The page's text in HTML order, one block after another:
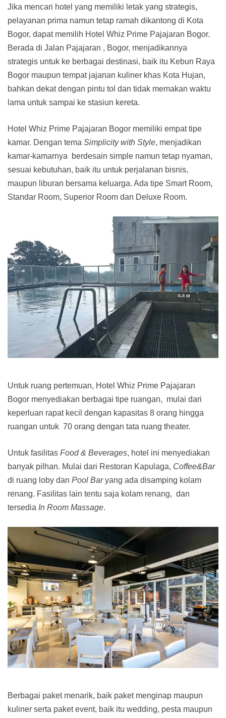
Jika mencari hotel yang memiliki letak yang strategis,
pelayanan prima namun tetap ramah dikantong di Kota
Bogor, dapat memilih Hotel Whiz Prime Pajajaran Bogor.
Berada di Jalan Pajajaran , Bogor, menjadikannya
strategis untuk ke berbagai destinasi, baik itu Kebun Raya
Bogor maupun tempat jajanan kuliner khas Kota Hujan,
bahkan dekat dengan pintu tol dan tidak memakan waktu
lama untuk sampai ke stasiun kereta.
Hotel Whiz Prime Pajajaran Bogor memiliki empat tipe
kamar. Dengan tema Simplicity with Style, menjadikan
kamar-kamarnya berdesain simple namun tetap nyaman,
sesuai kebutuhan, baik itu untuk perjalanan bisnis,
maupun liburan bersama keluarga. Ada tipe Smart Room,
Standar Room, Superior Room dan Deluxe Room.
Untuk ruang pertemuan, Hotel Whiz Prime Pajajaran
Bogor menyediakan berbagai tipe ruangan, mulai dari
keperluan rapat kecil dengan kapasitas 8 orang hingga
ruangan untuk 70 orang dengan tata ruang theater.
Untuk fasilitas Food & Beverages, hotel ini menyediakan
banyak pilhan. Mulai dari Restoran Kapulaga, Coffee&Bar
di ruang loby dan Pool Baryang ada disamping kolam
renang. Fasilitas lain tentu saja kolam renang, dan
tersedia In Room Massage.
Berbagai paket menarik, baik paket menginap maupun
kuliner serta paket event, baik itu wedding, pesta maupun